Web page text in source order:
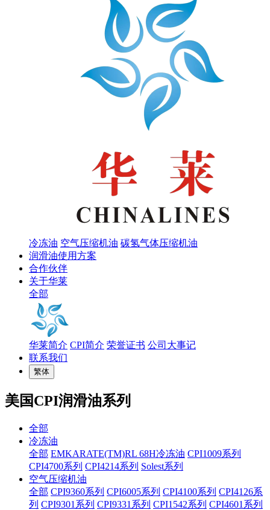
冷冻油 空气压缩机油 碳氢气体压缩机油
润滑油使用方案
合作伙伴
关于华莱
全部
华莱简介 CPI简介 荣誉证书 公司大事记
联系我们
繁体
美国CPI润滑油系列
全部
冷冻油
全部 EMKARATE(TM)RL 68H冷冻油 CPI1009系列
CPI4700系列 CPI4214系列 Solest系列
空气压缩机油
全部 CPI9360系列 CPI6005系列 CPI4100系列 CPI4126系
列 CPI9301系列 CPI9331系列 CPI1542系列 CPI4601系列